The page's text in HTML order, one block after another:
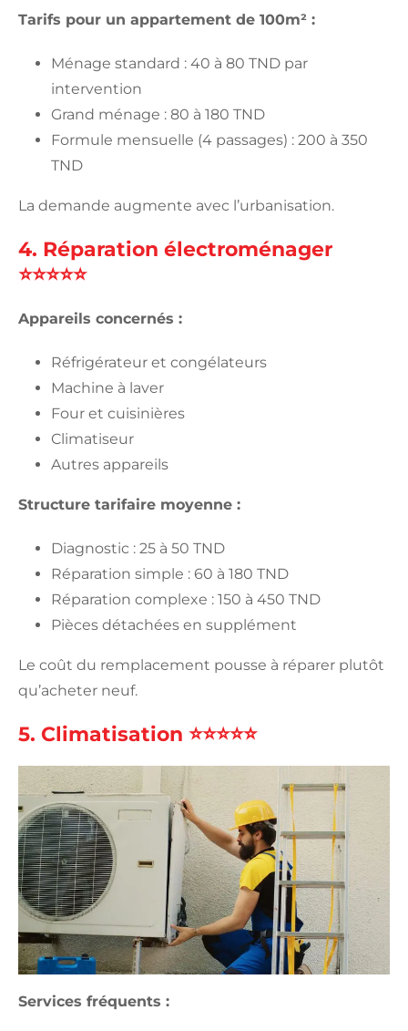
Tarifs pour un appartement de 100m² :
Ménage standard : 40 à 80 TND par
intervention
Grand ménage : 80 à 180 TND
Formule mensuelle (4 passages) : 200 à 350
TND
La demande augmente avec l’urbanisation.
4. Réparation électroménager
⭐⭐⭐⭐⭐
Appareils concernés :
Réfrigérateur et congélateurs
Machine à laver
Four et cuisinières
Climatiseur
Autres appareils
Structure tarifaire moyenne :
Diagnostic : 25 à 50 TND
Réparation simple : 60 à 180 TND
Réparation complexe : 150 à 450 TND
Pièces détachées en supplément
Le coût du remplacement pousse à réparer plutôt
qu’acheter neuf.
5. Climatisation ⭐⭐⭐⭐⭐
Services fréquents :